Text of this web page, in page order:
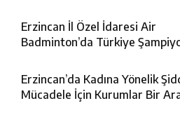
Erzincan İl Özel İdaresi Air
Badminton’da Türkiye
Erzincan’da Kadına Yönelik
Mücadele İçin Kurumlar Bir